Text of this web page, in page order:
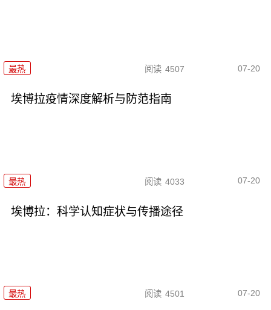
最热 阅读 4507 07-20
埃博拉疫情深度解析与防范指南
最热 阅读 4033 07-20
埃博拉：科学认知症状与传播途径
最热 阅读 4501 07-20